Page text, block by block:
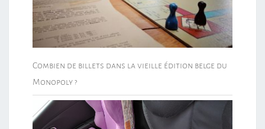
Combien de billets dans la vieille édition belge du
Monopoly ?